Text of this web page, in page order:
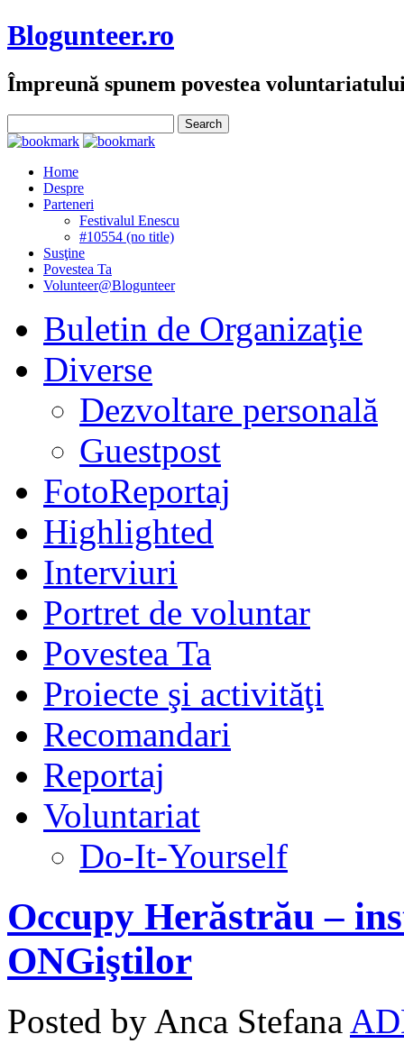
Blogunteer.ro
Împreună spunem povestea
Home
Despre
Parteneri
Festivalul Enescu
#10554 (no title)
Susţine
Povestea Ta
Volunteer@Blogunteer
Buletin de Organizaţie
Diverse
Dezvoltare personală
Guestpost
FotoReportaj
Highlighted
Interviuri
Portret de voluntar
Povestea Ta
Proiecte şi activităţi
Recomandari
Reportaj
Voluntariat
Do-It-Yourself
Occupy Herăstrău –
ONGiştilor
Posted by Anca Stefana